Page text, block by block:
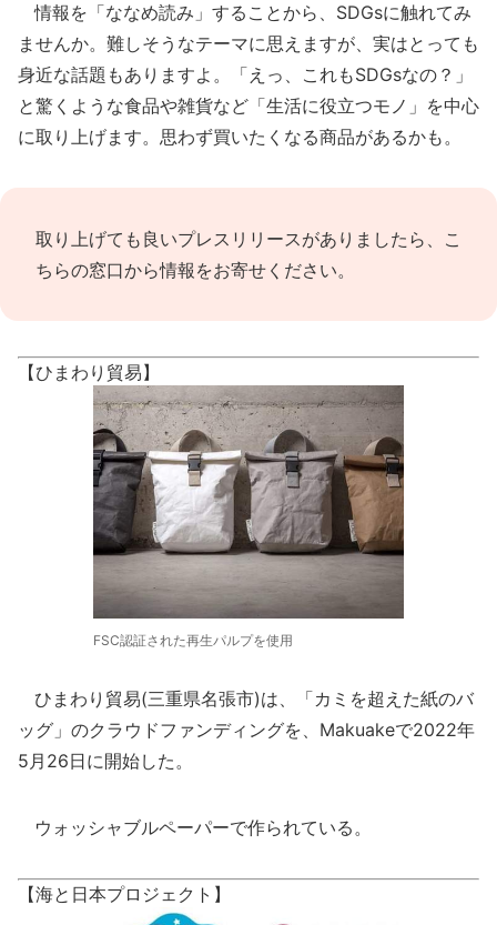
情報を「ななめ読み」することから、SDGsに触れてみ
ませんか。難しそうなテーマに思えますが、実はとっても
身近な話題もありますよ。「えっ、これもSDGsなの？」
と驚くような食品や雑貨など「生活に役立つモノ」を中心
に取り上げます。思わず買いたくなる商品があるかも。
取り上げても良いプレスリリースがありましたら、 こ
ちらの窓口から情報をお寄せください。
【ひまわり貿易】
FSC認証された再生パルプを使用
ひまわり貿易(三重県名張市)は、「カミを超えた紙のバ
ッグ」のクラウドファンディングを、Makuakeで2022年
5月26日に開始した。
ウォッシャブルペーパーで作られている。
【海と日本プロジェクト】